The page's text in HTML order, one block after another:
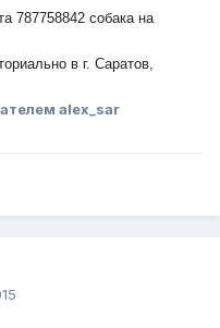
787758842 собака на
в г. Саратов,
alex_sar